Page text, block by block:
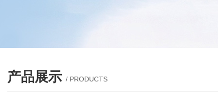
产品展示 / PRODUCTS